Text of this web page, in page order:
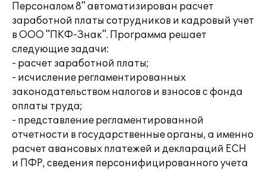
Персоналом 8" автоматизирован расчет
заработной платы сотрудников и кадровый учет
в ООО "ПКФ-Знак". Программа решает
следующие задачи:
- расчет заработной платы;
- исчисление регламентированных
законодательством налогов и взносов с фонда
оплаты труда;
- представление регламентированной
отчетности в государственные органы, а именно
расчет авансовых платежей и деклараций ЕСН
и ПФР, сведения персонифицированного учета